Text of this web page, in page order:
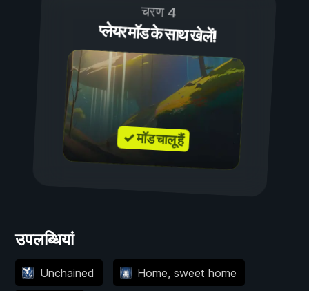
चरण 4
प्लेयर मॉड के साथ खेलें!
✓ मॉड चालू हैं
उपलब्धियां
Unchained Home, sweet home